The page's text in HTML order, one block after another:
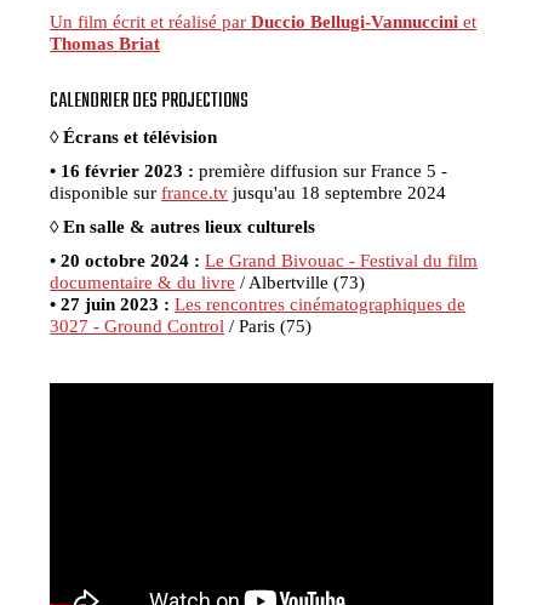
Un film écrit et réalisé parDuccio Bellugi-Vannuccini et
Thomas Briat
CALENDRIER DES PROJECTIONS
◊ Écrans et télévision
• 16 février 2023 : première diffusion sur France 5 -
disponible surfrance.tv jusqu'au 18 septembre 2024
◊En salle & autres lieux culturels
• 20 octobre 2024 :Le Grand Bivouac - Festival du film
documentaire & du livre / Albertville (73)
• 27 juin 2023 :Les rencontres cinématographiques de
3027 - Ground Control / Paris (75)